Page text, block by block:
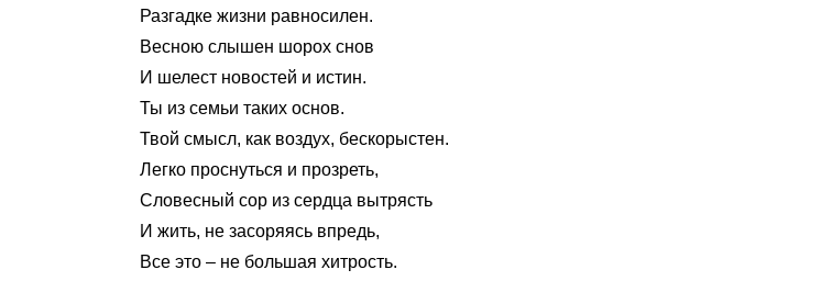
Разгадке жизни равносилен.
Весною слышен шорох снов
И шелест новостей и истин.
Ты из семьи таких основ.
Твой смысл, как воздух, бескорыстен.
Легко проснуться и прозреть,
Словесный сор из сердца вытрясть
И жить, не засоряясь впредь,
Все это – не большая хитрость.